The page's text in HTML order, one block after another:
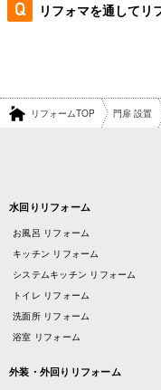
リフォマを通してリ
リフォームTOP 門扉 設置
水回りリフォーム
お風呂 リフォーム
キッチン リフォーム
システムキッチン リフォーム
トイレ リフォーム
洗面所 リフォーム
浴室 リフォーム
外装・外回りリフォーム